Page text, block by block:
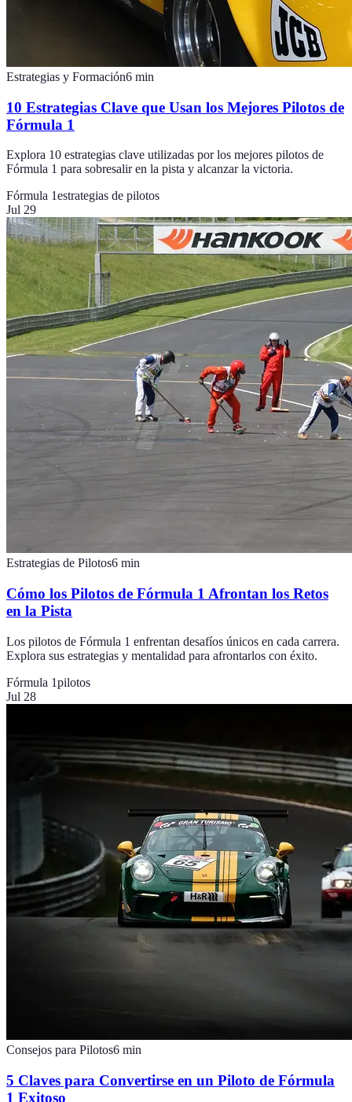
Estrategias y Formación6 min
10 Estrategias Clave que Usan los Mejores Pilotos de
Fórmula 1
Explora 10 estrategias clave utilizadas por los mejores pilotos de
Fórmula 1 para sobresalir en la pista y alcanzar la victoria.
Fórmula 1estrategias de pilotos
Jul 29
Estrategias de Pilotos6 min
Cómo los Pilotos de Fórmula 1 Afrontan los Retos
en la Pista
Los pilotos de Fórmula 1 enfrentan desafíos únicos en cada carrera.
Explora sus estrategias y mentalidad para afrontarlos con éxito.
Fórmula 1pilotos
Jul 28
Consejos para Pilotos6 min
5 Claves para Convertirse en un Piloto de Fórmula
1 Exitoso